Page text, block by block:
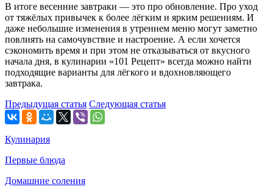
В итоге весенние завтраки — это про обновление. Про уход
от тяжёлых привычек к более лёгким и ярким решениям. И
даже небольшие изменения в утреннем меню могут заметно
повлиять на самочувствие и настроение. А если хочется
сэкономить время и при этом не отказываться от вкусного
начала дня, в кулинарии «101 Рецепт» всегда можно найти
подходящие варианты для лёгкого и вдохновляющего
завтрака.
Предыдущая статья Следующая статья
Кулинария
Первые блюда
Домашние соления